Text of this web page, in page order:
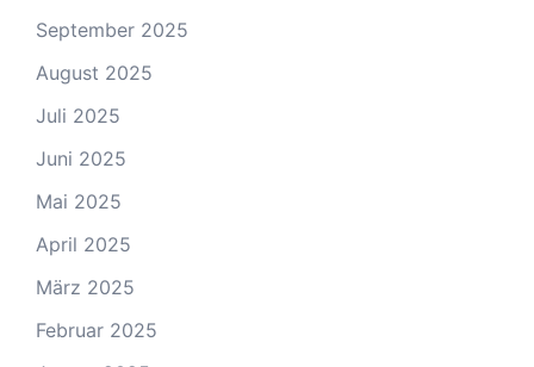
September 2025
August 2025
Juli 2025
Juni 2025
Mai 2025
April 2025
März 2025
Februar 2025